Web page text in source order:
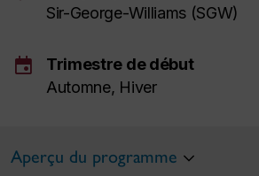
Sir-George-Williams (SGW)
event
Trimestre de début
Automne, Hiver
Aperçu du programme